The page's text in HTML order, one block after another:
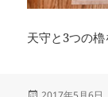
天守と3つの櫓
投